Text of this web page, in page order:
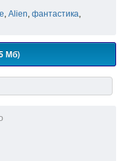
, Alien, фантастика,
Мб)